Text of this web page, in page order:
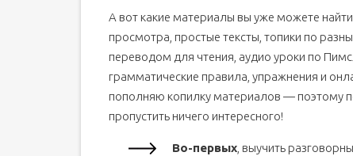
А вот какие материалы вы уже можете
просмотра, простые тексты, топики по
переводом для чтения, аудио уроки по
грамматические правила, упражнения и
пополняю копилку материалов — поэтому
пропустить ничего интересного!
Во-первых , выучить